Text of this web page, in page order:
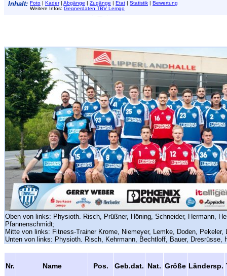
Inhalt: Foto | Kader| Abgänge | Zugänge | Etat | Statistik | Bewertung
Weitere Infos: Gegnerdaten TBV Lemgo
Oben von links: Physioth. Risch, Prüßner, Höning, Schneider, Hermann,
Pfannenschmidt;
Mitte von links: Fitness-Trainer Krome, Niemeyer, Lemke, Doden, Pekeler,
Unten von links: Physioth. Risch, Kehrmann, Bechtloff, Bauer, Dresrüsse,
Nr. Name Pos. Geb.dat. Nat. Größe Ländersp.